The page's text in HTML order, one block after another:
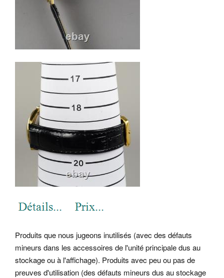
Produits que nous jugeons inutilisés (avec des défauts
mineurs dans les accessoires de l'unité principale dus au
stockage ou à l'affichage). Produits avec peu ou pas de
preuves d'utilisation (des défauts mineurs dus au stockage